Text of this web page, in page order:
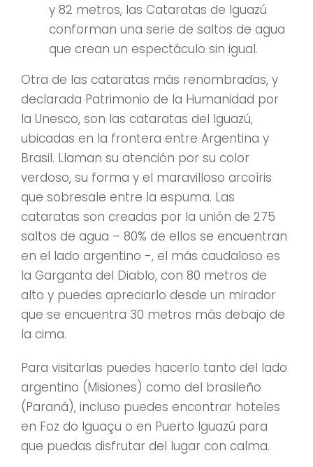
y 82 metros, las Cataratas de Iguazú
conforman una serie de saltos de agua
que crean un espectáculo sin igual.
Otra de las cataratas más renombradas, y
declarada Patrimonio de la Humanidad por
la Unesco, son las cataratas del Iguazú,
ubicadas en la frontera entre Argentina y
Brasil. Llaman su atención por su color
verdoso, su forma y el maravilloso arcoíris
que sobresale entre la espuma. Las
cataratas son creadas por la unión de 275
saltos de agua – 80% de ellos se encuentran
en el lado argentino -, el más caudaloso es
la Garganta del Diablo, con 80 metros de
alto y puedes apreciarlo desde un mirador
que se encuentra 30 metros más debajo de
la cima.
Para visitarlas puedes hacerlo tanto del lado
argentino (Misiones) como del brasileño
(Paraná), incluso puedes encontrar hoteles
en Foz do Iguaçu o en Puerto Iguazú para
que puedas disfrutar del lugar con calma.